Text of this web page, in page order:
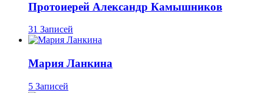
Протоиерей Александр Камышников
31 Записей
Мария Ланкина
5 Записей